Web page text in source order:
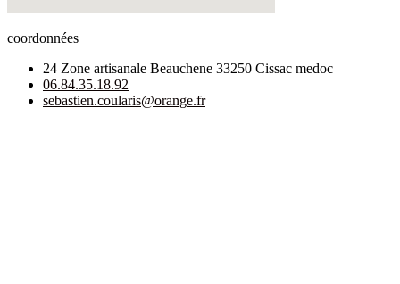
coordonnées
24 Zone artisanale Beauchene 33250 Cissac medoc
06.84.35.18.92
sebastien.coularis@orange.fr